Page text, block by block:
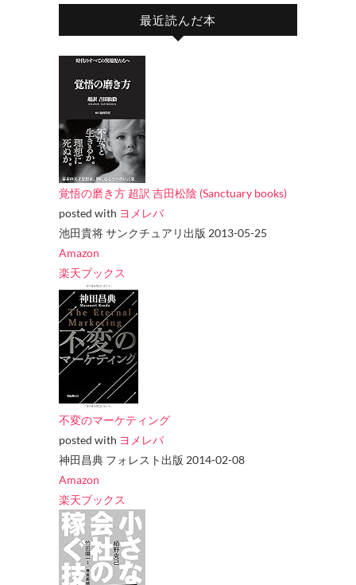
最近読んだ本
覚悟の磨き方 超訳 吉田松陰 (Sanctuary books)
posted with ヨメレバ
池田貴将 サンクチュアリ出版 2013-05-25
Amazon
楽天ブックス
不変のマーケティング
posted with ヨメレバ
神田昌典 フォレスト出版 2014-02-08
Amazon
楽天ブックス